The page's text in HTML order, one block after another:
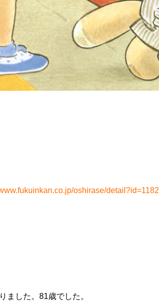
oshirase/detail?id=1182
ました。81歳でした。